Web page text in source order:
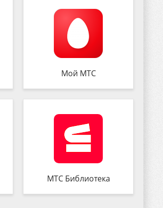
Мой МТС
МТС Библиотека